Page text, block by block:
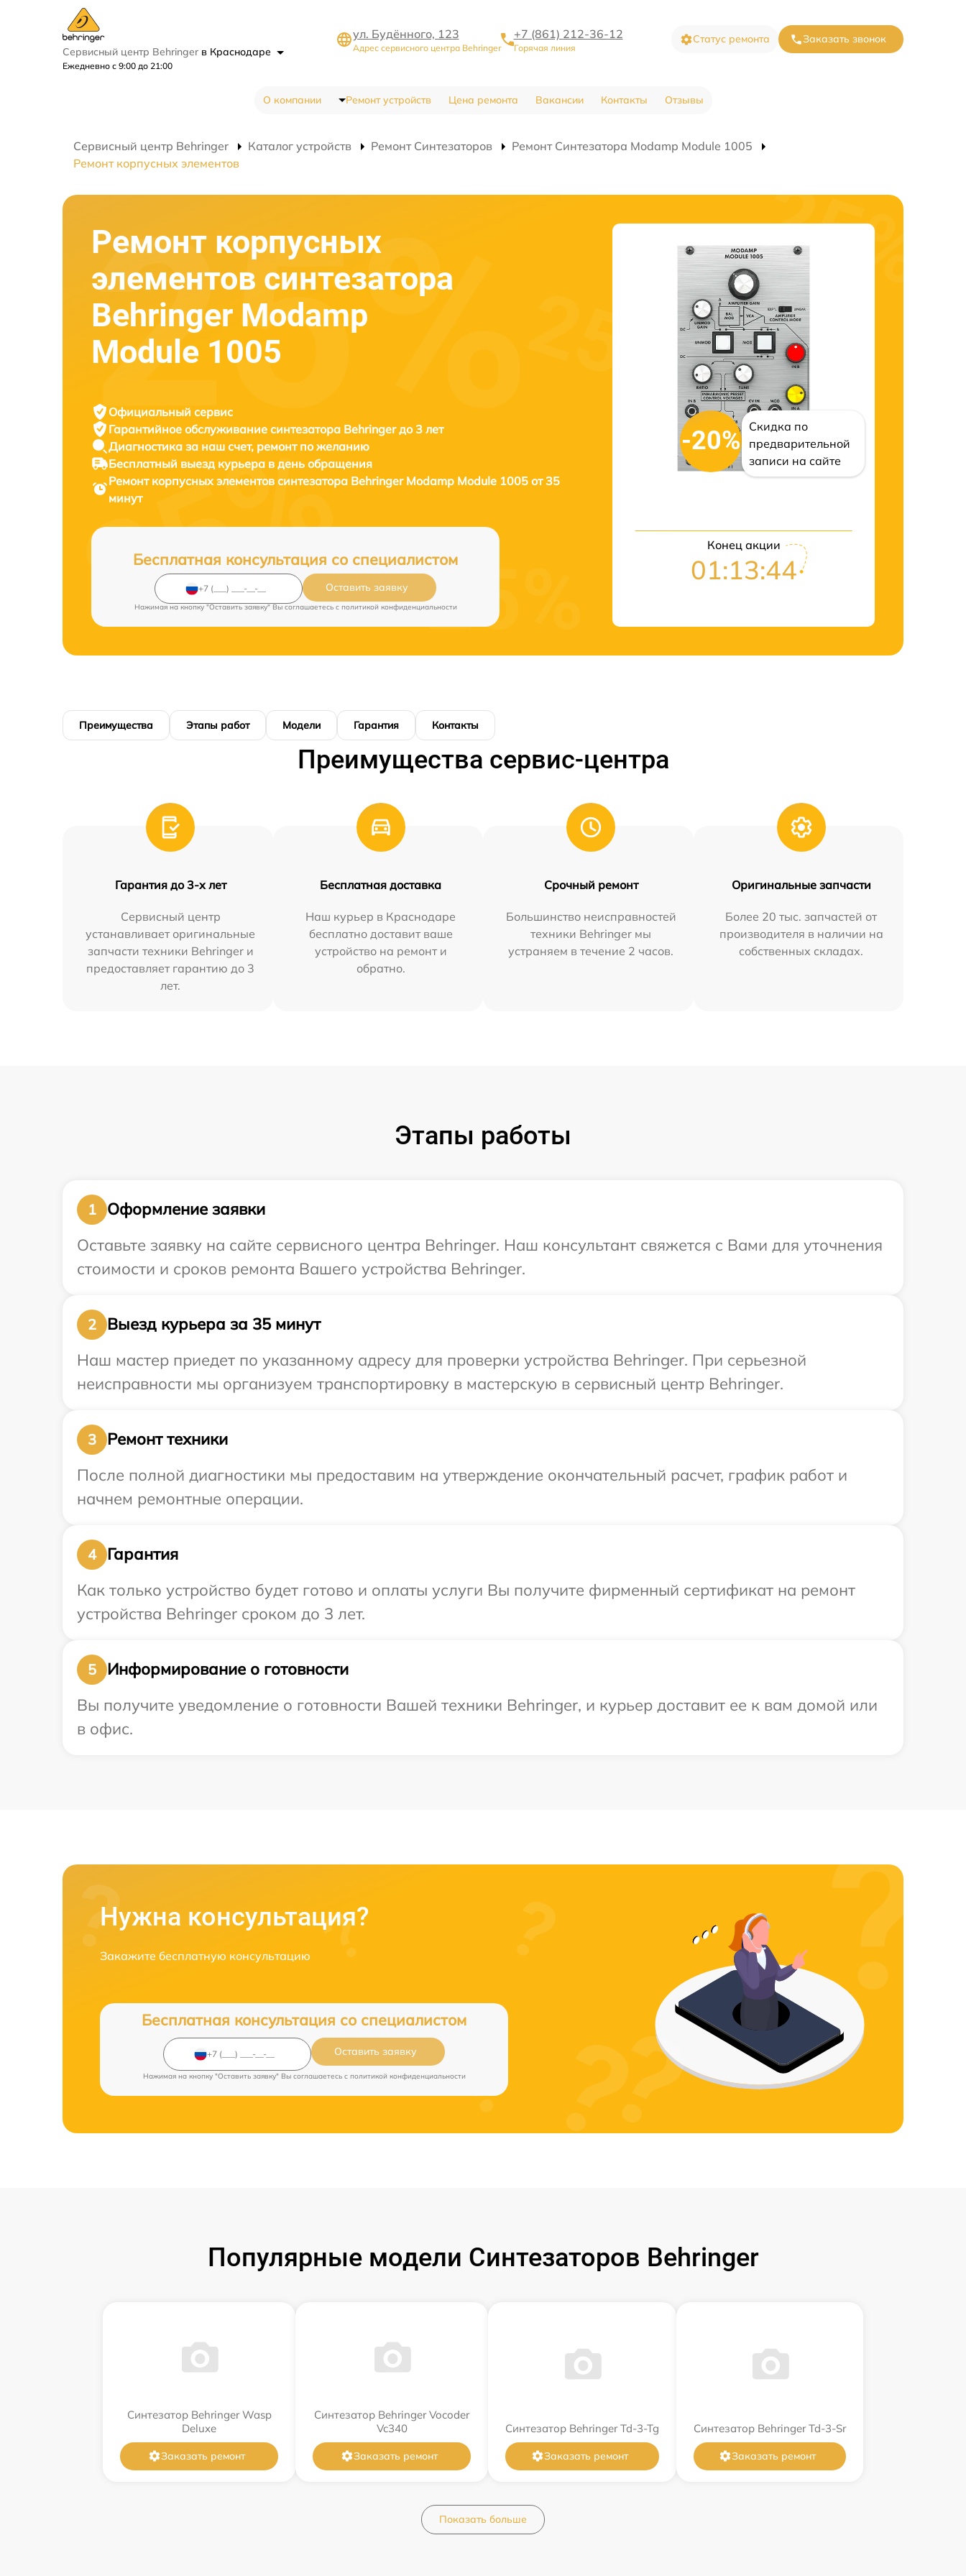
Сервисный центр Behringer в Краснодаре
Ежедневно с 9:00 до 21:00
ул. Будённого, 123
Адрес сервисного центра Behringer
+7 (861) 212-36-12
Горячая линия
Статус ремонта Заказать звонок
О компании Ремонт устройств Цена ремонта Вакансии Контакты Отзывы
Сервисный центр Behringer Каталог устройств Ремонт Синтезаторов
Ремонт Синтезатора Modamp Module 1005
Ремонт корпусных элементов
Ремонт корпусных
элементов синтезатора
Behringer Modamp
Module 1005
Официальный сервис
Гарантийное обслуживание синтезатора Behringer до 3 лет
Диагностика за наш счет, ремонт по желанию
Бесплатный выезд курьера в день обращения
Ремонт корпусных элементов синтезатора Behringer Modamp Module 1005 от 35
минут
Бесплатная консультация со специалистом
Оставить заявку
Нажимая на кнопку "Оставить заявку" Вы соглашаетесь c политикой конфиденциальности
-20%
Скидка по
предварительной
записи на сайте
Конец акции
01:13:43
Преимущества Этапы работ Модели Гарантия Контакты
Преимущества сервис-центра
Гарантия до 3-х лет
Сервисный центр
устанавливает оригинальные
запчасти техники Behringer и
предоставляет гарантию до 3
лет.
Бесплатная доставка
Наш курьер в Краснодаре
бесплатно доставит ваше
устройство на ремонт и
обратно.
Срочный ремонт
Большинство неисправностей
техники Behringer мы
устраняем в течение 2 часов.
Оригинальные запчасти
Более 20 тыс. запчастей от
производителя в наличии на
собственных складах.
Этапы работы
1
Оформление заявки
Оставьте заявку на сайте сервисного центра Behringer. Наш консультант свяжется с Вами для уточнения
стоимости и сроков ремонта Вашего устройства Behringer.
2
Выезд курьера за 35 минут
Наш мастер приедет по указанному адресу для проверки устройства Behringer. При серьезной
неисправности мы организуем транспортировку в мастерскую в сервисный центр Behringer.
3
Ремонт техники
После полной диагностики мы предоставим на утверждение окончательный расчет, график работ и
начнем ремонтные операции.
4
Гарантия
Как только устройство будет готово и оплаты услуги Вы получите фирменный сертификат на ремонт
устройства Behringer сроком до 3 лет.
5
Информирование о готовности
Вы получите уведомление о готовности Вашей техники Behringer, и курьер доставит ее к вам домой или
в офис.
Нужна консультация?
Закажите бесплатную консультацию
Бесплатная консультация со специалистом
Оставить заявку
Нажимая на кнопку "Оставить заявку" Вы соглашаетесь c политикой конфиденциальности
Популярные модели Синтезаторов Behringer
Синтезатор Behringer Wasp
Deluxe
Заказать ремонт
Синтезатор Behringer Vocoder
Vc340
Заказать ремонт
Синтезатор Behringer Td-3-Tg
Заказать ремонт
Синтезатор Behringer Td-3-Sr
Заказать ремонт
Показать больше